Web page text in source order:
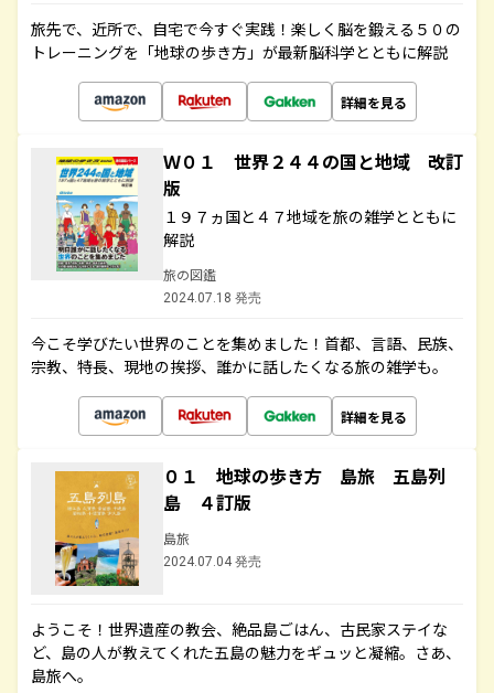
旅先で、近所で、自宅で今すぐ実践！楽しく脳を鍛える５０の
トレーニングを「地球の歩き方」が最新脳科学とともに解説
詳細を見る
Ｗ０１ 世界２４４の国と地域 改訂
版
１９７ヵ国と４７地域を旅の雑学とともに
解説
旅の図鑑
2024.07.18 発売
今こそ学びたい世界のことを集めました！首都、言語、民族、
宗教、特長、現地の挨拶、誰かに話したくなる旅の雑学も。
詳細を見る
０１ 地球の歩き方 島旅 五島列
島 ４訂版
島旅
2024.07.04 発売
ようこそ！世界遺産の教会、絶品島ごはん、古民家ステイな
ど、島の人が教えてくれた五島の魅力をギュッと凝縮。さあ、
島旅へ。